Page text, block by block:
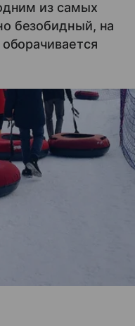
из самых
безобидный, на